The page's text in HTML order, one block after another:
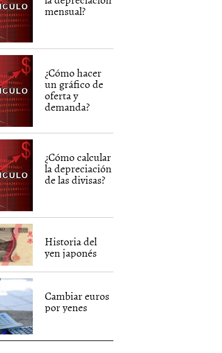
mensual?
¿Cómo hacer
un gráfico de
oferta y
demanda?
¿Cómo calcular
la depreciación
de las divisas?
Historia del
yen japonés
Cambiar euros
por yenes